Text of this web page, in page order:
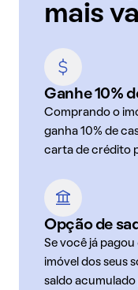
mais
Ganhe 10%
Comprando o
ganha 10% de
carta de crédito
Opção de
Se você já
imóvel dos seus
saldo acumulado